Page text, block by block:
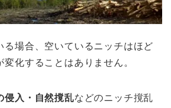
る場合、空いているニッチはほど
化することはありません。
侵入・自然撹乱などのニッチ撹乱